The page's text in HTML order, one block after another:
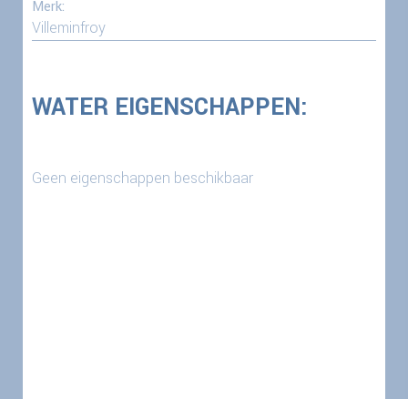
Merk:
Villeminfroy
WATER EIGENSCHAPPEN:
Geen eigenschappen beschikbaar